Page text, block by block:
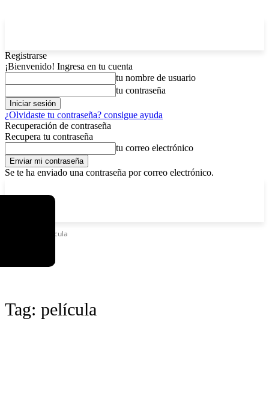
Registrarse
¡Bienvenido! Ingresa en tu cuenta
tu nombre de usuario
tu contraseña
¿Olvidaste tu contraseña? consigue ayuda
Recuperación de contraseña
Recupera tu contraseña
tu correo electrónico
Se te ha enviado una contraseña por correo electrónico.
Película
Tag: película